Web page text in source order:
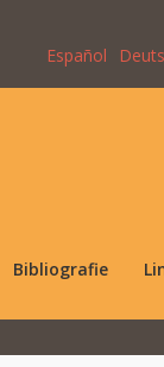
Español
Bibliografie